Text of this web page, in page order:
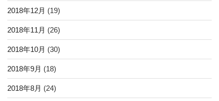
2018年12月 (19)
2018年11月 (26)
2018年10月 (30)
2018年9月 (18)
2018年8月 (24)